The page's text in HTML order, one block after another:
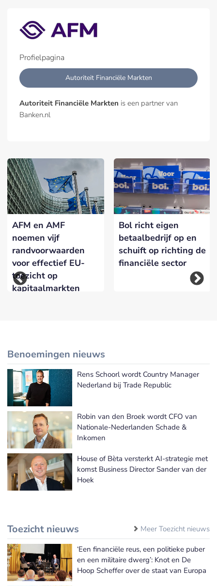
Profielpagina
Autoriteit Financiële Markten
Autoriteit Financiële Markten is een partner van
Banken.nl
AFM en AMF
noemen vijf
randvoorwaarden
voor effectief EU-
toezicht op
kapitaalmarkten
Bol richt eigen
betaalbedrijf op en
schuift op richting de
financiële sector
Benoemingen nieuws
Meer Benoemingen nieuws
Rens Schoorl wordt Country Manager
Nederland bij Trade Republic
Robin van den Broek wordt CFO van
Nationale-Nederlanden Schade &
Inkomen
House of Bèta versterkt AI-strategie met
komst Business Director Sander van der
Hoek
Toezicht nieuws Meer Toezicht nieuws
‘Een financiële reus, een politieke puber
en een militaire dwerg’: Knot en De
Hoop Scheffer over de staat van Europa